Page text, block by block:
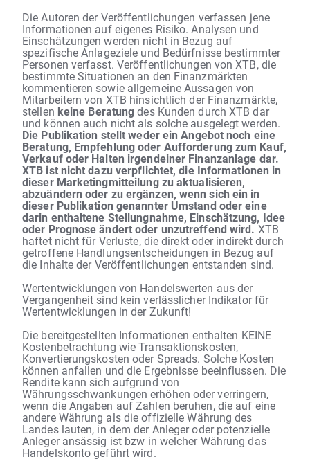
Die Autoren der Veröffentlichungen verfassen jene
Informationen auf eigenes Risiko. Analysen und
Einschätzungen werden nicht in Bezug auf
spezifische Anlageziele und Bedürfnisse bestimmter
Personen verfasst. Veröffentlichungen von XTB, die
bestimmte Situationen an den Finanzmärkten
kommentieren sowie allgemeine Aussagen von
Mitarbeitern von XTB hinsichtlich der Finanzmärkte,
stellen keine Beratungdes Kunden durch XTB dar
und können auch nicht als solche ausgelegt werden.
Die Publikation stellt weder ein Angebot noch eine
Beratung, Empfehlung oder Aufforderung zum Kauf,
Verkauf oder Halten irgendeiner Finanzanlage dar.
XTB ist nicht dazu verpflichtet, die Informationen in
dieser Marketingmitteilung zu aktualisieren,
abzuändern oder zu ergänzen, wenn sich ein in
dieser Publikation genannter Umstand oder eine
darin enthaltene Stellungnahme, Einschätzung, Idee
oder Prognose ändert oder unzutreffend wird. XTB
haftet nicht für Verluste, die direkt oder indirekt durch
getroffene Handlungsentscheidungen in Bezug auf
die Inhalte der Veröffentlichungen entstanden sind.
Wertentwicklungen von Handelswerten aus der
Vergangenheit sind kein verlässlicher Indikator für
Wertentwicklungen in der Zukunft!
Die bereitgestellten Informationen enthalten KEINE
Kostenbetrachtung wie Transaktionskosten,
Konvertierungskosten oder Spreads. Solche Kosten
können anfallen und die Ergebnisse beeinflussen. Die
Rendite kann sich aufgrund von
Währungsschwankungen erhöhen oder verringern,
wenn die Angaben auf Zahlen beruhen, die auf eine
andere Währung als die offizielle Währung des
Landes lauten, in dem der Anleger oder potenzielle
Anleger ansässig ist bzw in welcher Währung das
Handelskonto geführt wird.